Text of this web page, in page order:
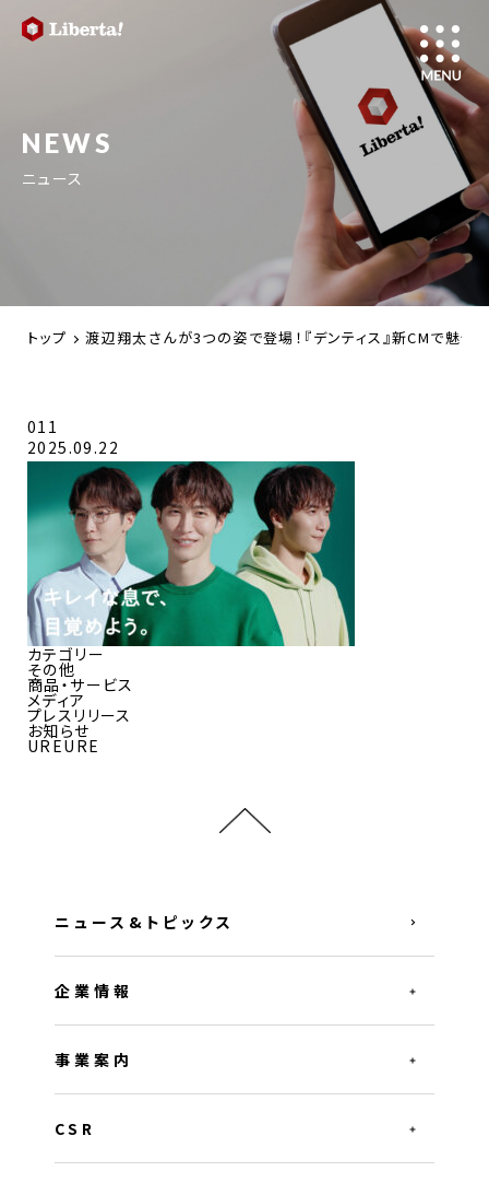
NEWS
ニュース
トップ 渡辺翔太さんが3つの姿で登場！『デンティス』新CMで魅
011
2025.09.22
カテゴリー
その他
商品・サービス
メディア
プレスリリース
お知らせ
UREURE
ニュース&トピックス
企業情報
事業案内
CSR